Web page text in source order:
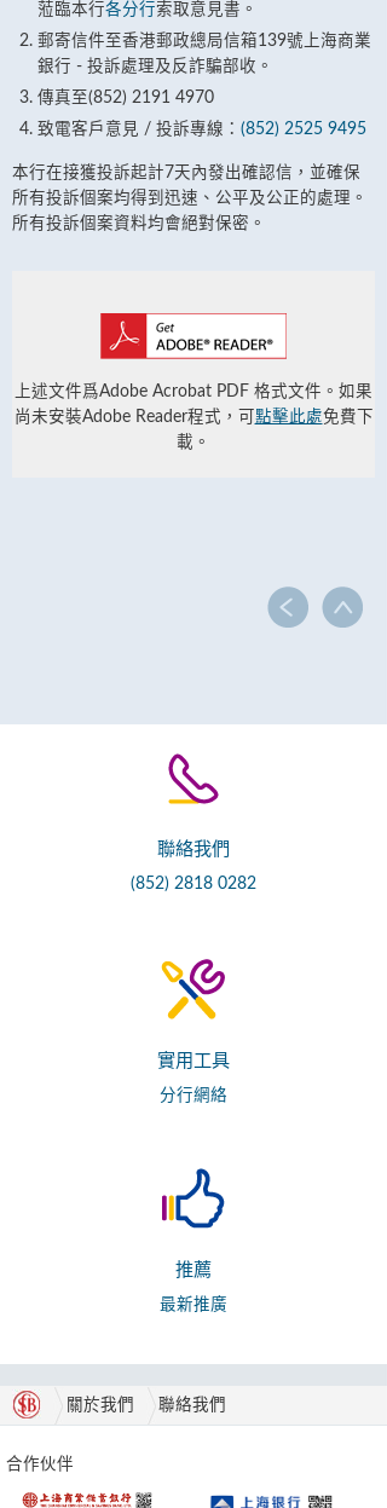
蒞臨本行各分行索取意見書。
郵寄信件至香港郵政總局信箱139號上海商業
銀行 - 投訴處理及反詐騙部收。
傳真至(852) 2191 4970
致電客戶意見 / 投訴專線： (852) 2525 9495
本行在接獲投訴起計7天內發出確認信，並確保
所有投訴個案均得到迅速、公平及公正的處理。
所有投訴個案資料均會絕對保密。
上述文件爲Adobe Acrobat PDF 格式文件。如果
尚未安裝Adobe Reader程式，可 點擊此處免費下
載。
聯絡我們
(852) 2818 0282
實用工具
分行網絡
推薦
最新推廣
關於我們 聯絡我們
合作伙伴